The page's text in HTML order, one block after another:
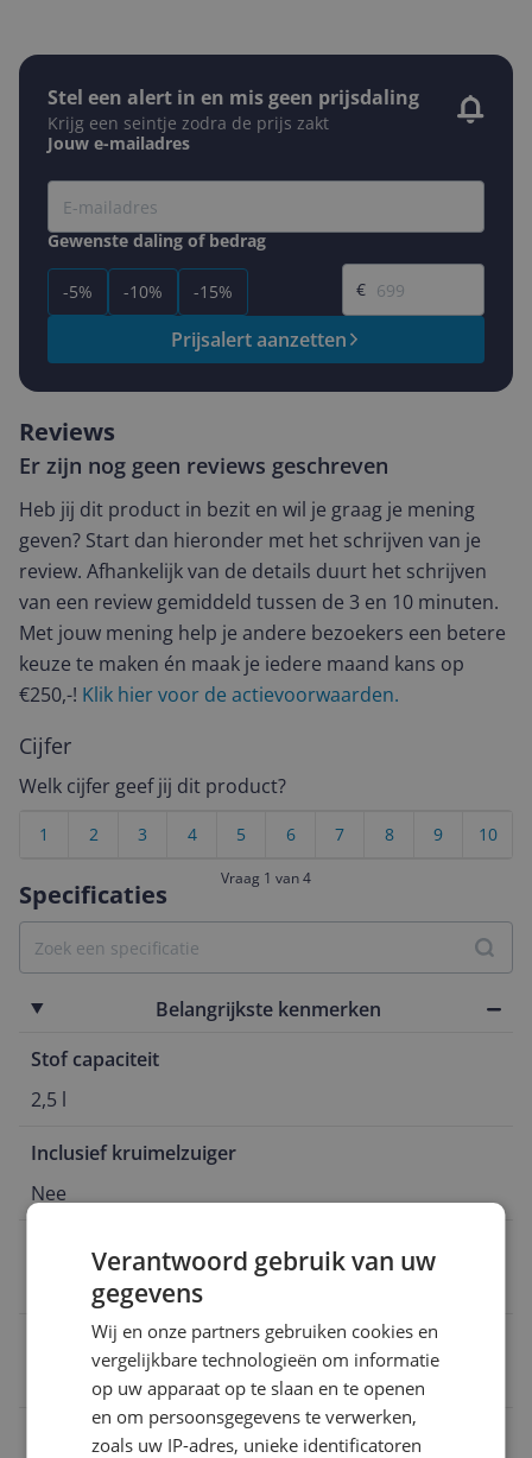
Stel een alert in en mis geen prijsdaling
Krijg een seintje zodra de prijs zakt
Jouw e-mailadres
Gewenste daling of bedrag
-5% -10% -15%
Gewenste prijs
€
Prijsalert aanzetten
Specificaties
Belangrijkste kenmerken
Stof capaciteit
2,5 l
Inclusief kruimelzuiger
Nee
Gebruikstijd accu hoogste stand
Reinigt ondergronden
Harde vloeren
Type apparaat
Reviews
Er zijn nog geen reviews geschreven
Heb jij dit product in bezit en wil je graag je mening
geven? Start dan hieronder met het schrijven van je
review. Afhankelijk van de details duurt het schrijven
van een review gemiddeld tussen de 3 en 10 minuten.
Met jouw mening help je andere bezoekers een betere
keuze te maken én maak je iedere maand kans op
€250,-! Klik hier voor de actievoorwaarden.
Cijfer
Welk cijfer geef jij dit product?
10
9
8
7
6
5
4
3
2
1
Vraag 1 van 4
Verantwoord gebruik van uw
gegevens
Wij en onze partners gebruiken cookies en
vergelijkbare technologieën om informatie
op uw apparaat op te slaan en te openen
en om persoonsgegevens te verwerken,
zoals uw IP-adres, unieke identificatoren